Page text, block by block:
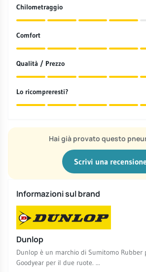
Chilometraggio
Comfort
Qualità / Prezzo
Lo ricompreresti?
Hai già provato questo
Scrivi una
Informazioni sul brand
Dunlop
Dunlop è un marchio di Sumitomo Rubber
Goodyear per il due ruote. ...